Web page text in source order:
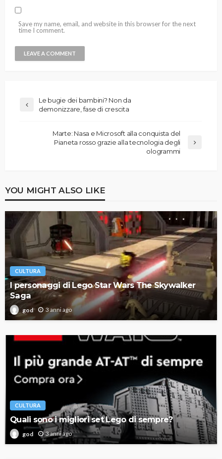
Save my name, email, and website in this browser for the next
time I comment.
Le bugie dei bambini? Non da
demonizzare, fase di crescita
Marte: Nasa e Microsoft alla conquista del
Pianeta rosso grazie alla tecnologia degli
ologrammi
YOU MIGHT ALSO LIKE
CULTURA
I personaggi di Lego Star Wars The Skywalker
Saga
god 3 anni ago
CULTURA
Quali sono i migliori set Lego di sempre?
god 3 anni ago